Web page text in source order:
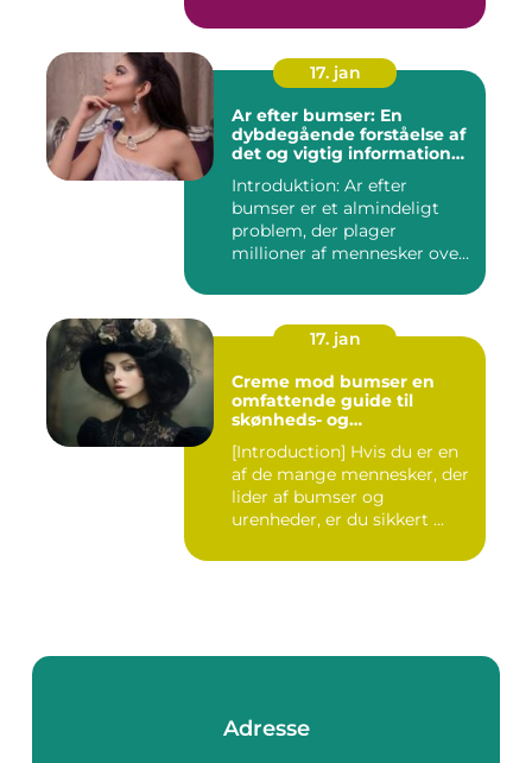
17. jan
Ar efter bumser: En
dybdegående forståelse af
det og vigtig information
Introduktion: Ar efter
bumser er et almindeligt
problem, der plager
millioner af mennesker over
17. jan
Creme mod bumser en
omfattende guide til
skønheds- og
[Introduction] Hvis du er en
af de mange mennesker, der
lider af bumser og
urenheder, er du sikkert ...
Adresse